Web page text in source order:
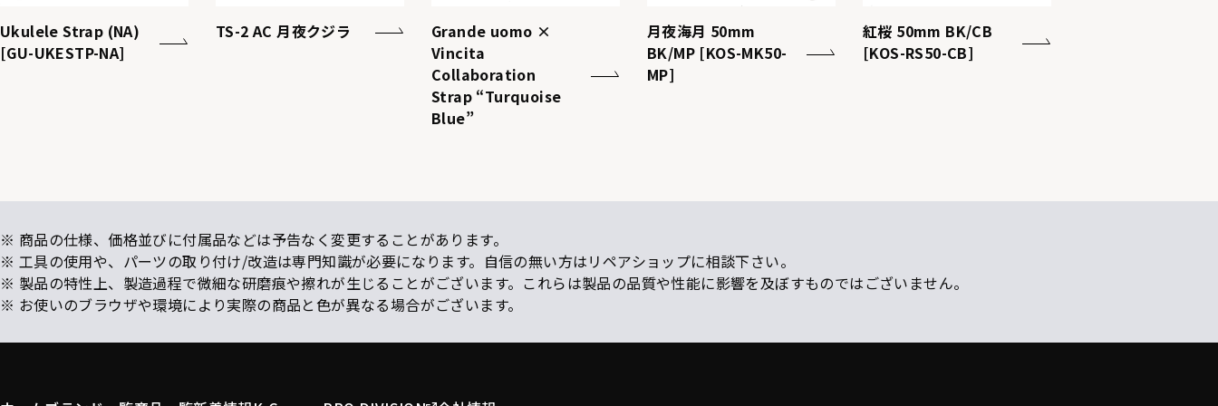
Ukulele Strap (NA)
[GU-UKESTP-NA]
TS-2 AC 月夜クジラ
Grande uomo ×
Vincita
Collaboration
Strap “Turquoise
Blue”
月夜海月 50mm
BK/MP [KOS-MK50-
MP]
紅桜 50mm BK/CB
[KOS-RS50-CB]
※ 商品の仕様、価格並びに付属品などは予告なく変更することがあります。
※ 工具の使用や、パーツの取り付け/改造は専門知識が必要になります。自信の無い方はリペアショップに相談下さい。
※ 製品の特性上、製造過程で微細な研磨痕や擦れが生じることがございます。これらは製品の品質や性能に影響を及ぼすものではございません。
※ お使いのブラウザや環境により実際の商品と色が異なる場合がございます。